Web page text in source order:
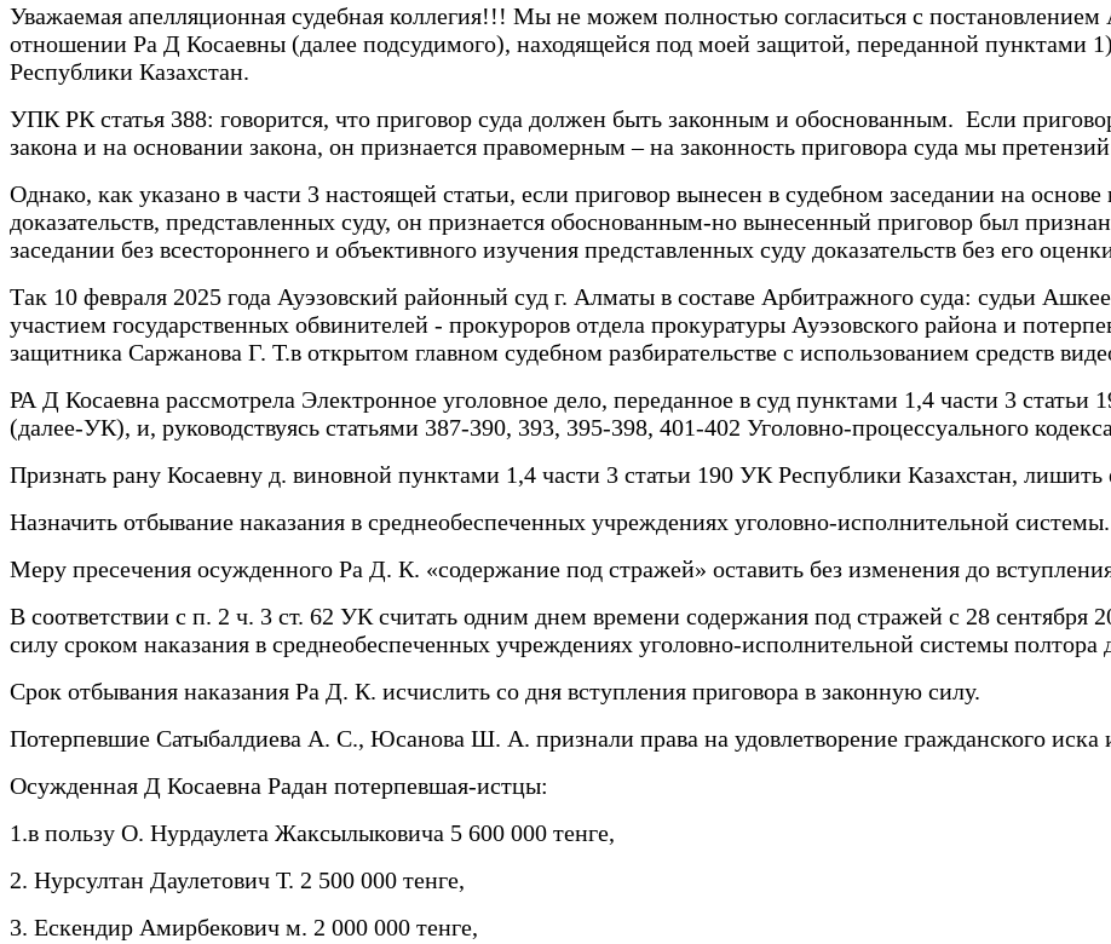
Уважаемая апелляционная судебная коллегия!!! Мы не можем полностью согласиться с постановлением
отношении Ра Д Косаевны (далее подсудимого), находящейся под моей защитой, переданной пунктами
Республики Казахстан.
УПК РК статья 388: говорится, что приговор суда должен быть законным и обоснованным. Если
закона и на основании закона, он признается правомерным – на законность приговора суда мы
Однако, как указано в части 3 настоящей статьи, если приговор вынесен в судебном заседании на
доказательств, представленных суду, он признается обоснованным-но вынесенный приговор был
заседании без всестороннего и объективного изучения представленных суду доказательств без его
Так 10 февраля 2025 года Ауэзовский районный суд г. Алматы в составе Арбитражного суда: судьи
участием государственных обвинителей - прокуроров отдела прокуратуры Ауэзовского района и
защитника Саржанова Г. Т.в открытом главном судебном разбирательстве с использованием средств
РА Д Косаевна рассмотрела Электронное уголовное дело, переданное в суд пунктами 1,4 части 3 статьи
(далее-УК), и, руководствуясь статьями 387-390, 393, 395-398, 401-402 Уголовно-процессуального
Признать рану Косаевну д. виновной пунктами 1,4 части 3 статьи 190 УК Республики Казахстан, лишить
Назначить отбывание наказания в среднеобеспеченных учреждениях уголовно-исполнительной системы.
Меру пресечения осужденного Ра Д. К. «содержание под стражей» оставить без изменения до
В соответствии с п. 2 ч. 3 ст. 62 УК считать одним днем времени содержания под стражей с 28 сентября
силу сроком наказания в среднеобеспеченных учреждениях уголовно-исполнительной системы полтора
Срок отбывания наказания Ра Д. К. исчислить со дня вступления приговора в законную силу.
Потерпевшие Сатыбалдиева А. С., Юсанова Ш. А. признали права на удовлетворение гражданского иска
Осужденная Д Косаевна Радан потерпевшая-истцы:
1.в пользу О. Нурдаулета Жаксылыковича 5 600 000 тенге,
2. Нурсултан Даулетович Т. 2 500 000 тенге,
3. Ескендир Амирбекович м. 2 000 000 тенге,